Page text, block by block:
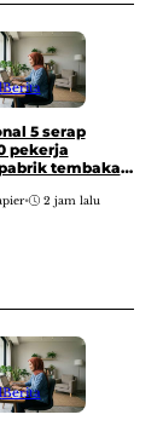
Berita
5 serap
pekerja
tembakau
• 2 jam lalu
Berita